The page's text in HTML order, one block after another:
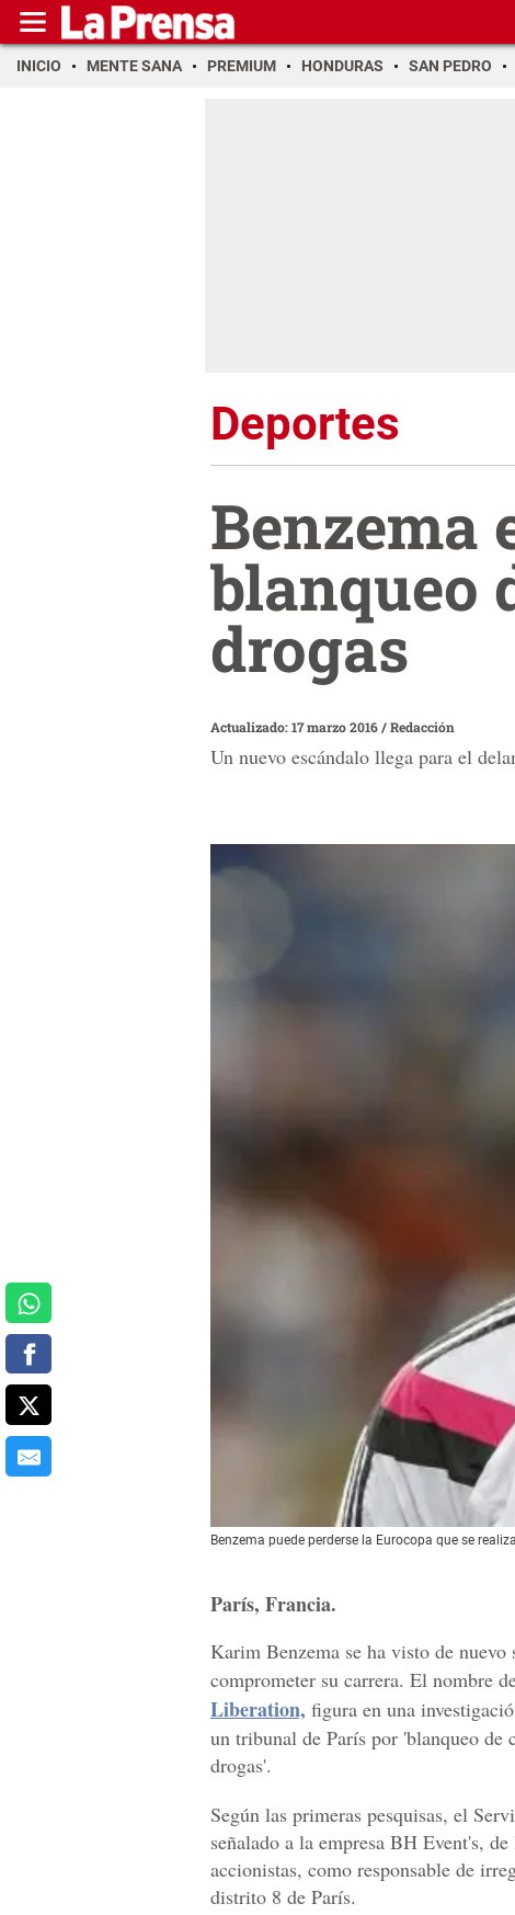
INICIO MENTE SANA PREMIUM HONDURAS SAN PEDRO
Deportes
Benzema
blanqueo
drogas
Actualizado: 17 marzo 2016/Redacción
Un nuevo escándalo llega para el
Benzema puede perderse la Eurocopa que se
París, Francia.
Karim Benzema se ha visto de
comprometer su carrera. El nombre
Liberation, figura en una
un tribunal de París por 'blanqueo de
drogas'.
Según las primeras pesquisas, el
señalado a la empresa BH Event's,
accionistas, como responsable de
distrito 8 de París.